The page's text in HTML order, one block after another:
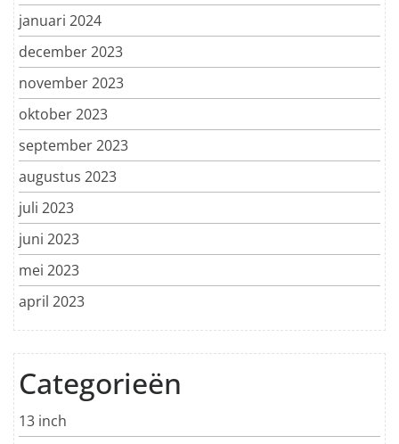
januari 2024
december 2023
november 2023
oktober 2023
september 2023
augustus 2023
juli 2023
juni 2023
mei 2023
april 2023
Categorieën
13 inch